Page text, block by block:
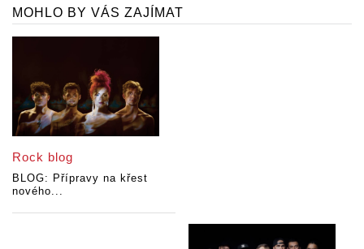
MOHLO BY VÁS ZAJÍMAT
Rock blog
BLOG: Přípravy na křest
nového...